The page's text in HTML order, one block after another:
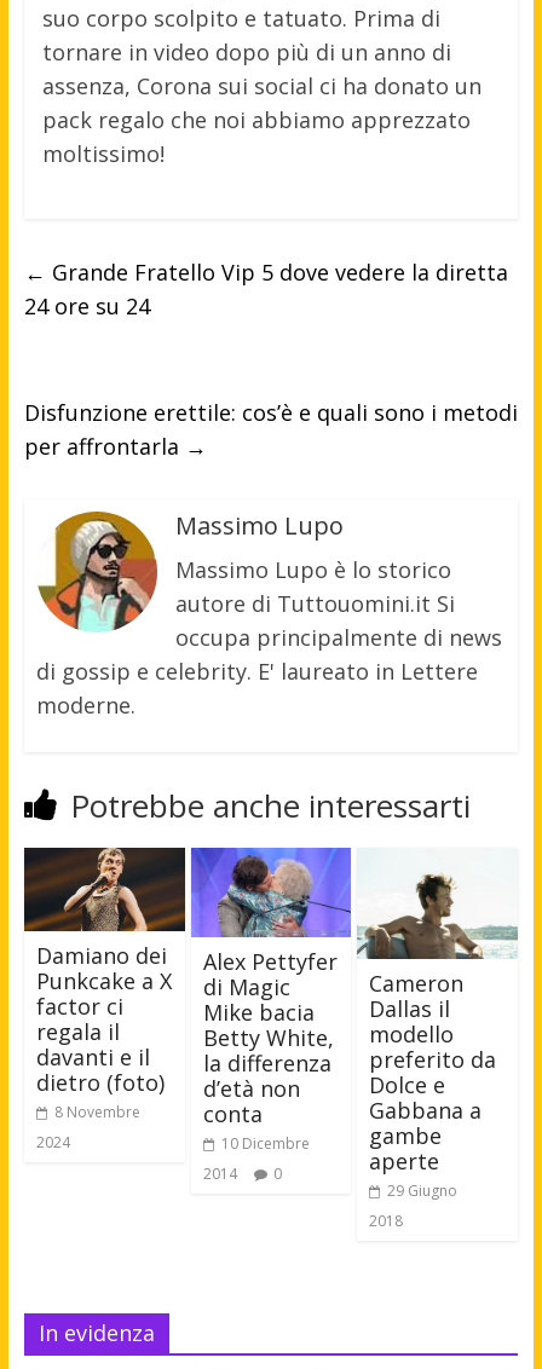
suo corpo scolpito e tatuato. Prima di
tornare in video dopo più di un anno di
assenza, Corona sui social ci ha donato un
pack regalo che noi abbiamo apprezzato
moltissimo!
← Grande Fratello Vip 5 dove vedere la diretta
24 ore su 24
Disfunzione erettile: cos’è e quali sono i metodi
per affrontarla →
Massimo Lupo
Massimo Lupo è lo storico
autore di Tuttouomini.it Si
occupa principalmente di news
di gossip e celebrity. E' laureato in Lettere
moderne.
Potrebbe anche interessarti
Damiano dei
Punkcake a X
factor ci
regala il
davanti e il
dietro (foto)
8 Novembre
2024
Alex Pettyfer
di Magic
Mike bacia
Betty White,
la differenza
d’età non
conta
10 Dicembre
2014
0
Cameron
Dallas il
modello
preferito da
Dolce e
Gabbana a
gambe
aperte
29 Giugno
2018
In evidenza